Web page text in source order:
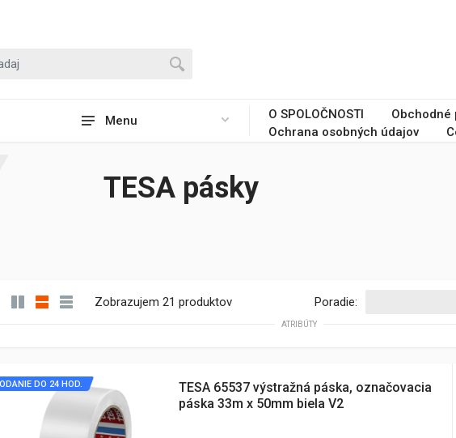
Menu O SPOLOČNOSTI Obchodné
Ochrana osobných údajov
TESA pásky
Zobrazujem 21 produktov Poradie:
ATRIBÚTY
DO 24 HOD.
TESA 65537 výstražná páska, označovacia
páska 33m x 50mm biela V2